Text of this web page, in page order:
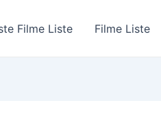
Filme Liste Filme Liste